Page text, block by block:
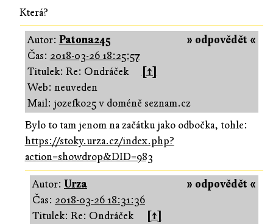
Která?
» odpovědět «
Autor: Patona245
Čas: 2018-03-26 18:25:57
Titulek: Re: Ondráček
[↑]
Web: neuveden
Mail: jozefko25 v doméně seznam.cz
Bylo to tam jenom na začátku jako odbočka, tohle:
https://stoky.urza.cz/index.php?
action=showdrop&DID=983
» odpovědět «
Autor: Urza
Čas: 2018-03-26 18:31:36
Titulek: Re: Ondráček
[↑]